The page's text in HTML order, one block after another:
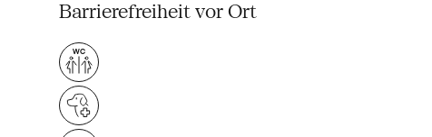
Barrierefreiheit vor Ort